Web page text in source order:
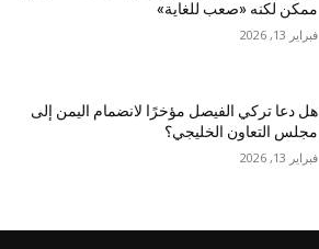
ممكن لكنه «صعب للغاية»
فبراير 13, 2026
هل دعا تركي الفيصل مؤخرًا لانضمام اليمن إلى
مجلس التعاون الخليجي؟
فبراير 13, 2026